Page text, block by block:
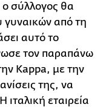
ο σύλλογος θα
από τη
αυτό το
τον παραπάνω
Kappa, με την
της, να
εταιρεία